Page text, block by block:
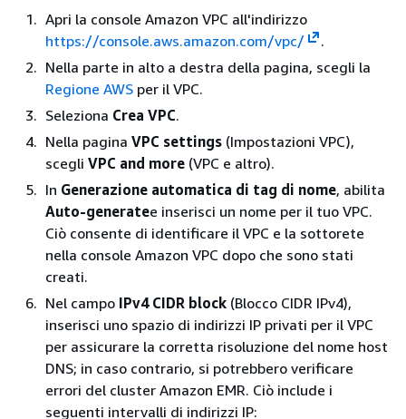
Apri la console Amazon VPC all'indirizzo
https://console.aws.amazon.com/vpc/
.
Nella parte in alto a destra della pagina, scegli la
Regione AWS per il VPC.
Seleziona Crea VPC.
Nella pagina VPC settings (Impostazioni VPC),
scegli VPC and more (VPC e altro).
In Generazione automatica di tag di nome, abilita
Auto-generatee inserisci un nome per il tuo VPC.
Ciò consente di identificare il VPC e la sottorete
nella console Amazon VPC dopo che sono stati
creati.
Nel campo IPv4 CIDR block (Blocco CIDR IPv4),
inserisci uno spazio di indirizzi IP privati per il VPC
per assicurare la corretta risoluzione del nome host
DNS; in caso contrario, si potrebbero verificare
errori del cluster Amazon EMR. Ciò include i
seguenti intervalli di indirizzi IP: